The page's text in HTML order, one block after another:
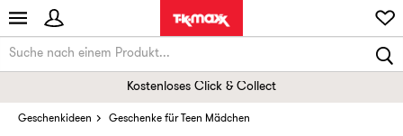
Kostenloses Click & Collect
Geschenkideen Geschenke für Teen Mädchen